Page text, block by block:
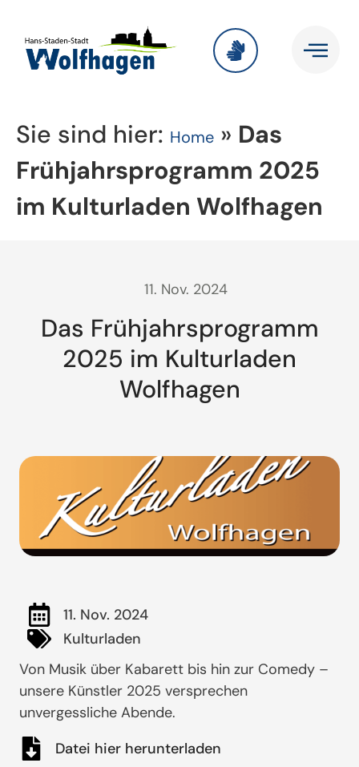
Sie sind hier: Home » Das
Frühjahrsprogramm 2025
im Kulturladen Wolfhagen
11. Nov. 2024
Das Frühjahrsprogramm
2025 im Kulturladen
Wolfhagen
11. Nov. 2024
Kulturladen
Von Musik über Kabarett bis hin zur Comedy –
unsere Künstler 2025 versprechen
unvergessliche Abende.
Datei hier herunterladen